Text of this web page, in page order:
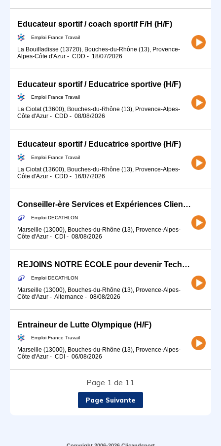
Éducateur sportif / coach sportif F/H (H/F)
Emploi France Travail
La Bouilladisse (13720), Bouches-du-Rhône (13), Provence-
Alpes-Côte d'Azur - CDD - 18/07/2026
Educateur sportif / Educatrice sportive (H/F)
Emploi France Travail
La Ciotat (13600), Bouches-du-Rhône (13), Provence-Alpes-
Côte d'Azur - CDD - 08/08/2026
Educateur sportif / Educatrice sportive (H/F)
Emploi France Travail
La Ciotat (13600), Bouches-du-Rhône (13), Provence-Alpes-
Côte d'Azur - CDD - 16/07/2026
Conseiller-ère Services et Expériences Client (H/F) - Temps partiel
Emploi DECATHLON
Marseille (13000), Bouches-du-Rhône (13), Provence-Alpes-
Côte d'Azur - CDI - 08/08/2026
REJOINS NOTRE ÉCOLE pour devenir Technicien-ne Atelier (H/F) - ALTERNANCE
Emploi DECATHLON
Marseille (13000), Bouches-du-Rhône (13), Provence-Alpes-
Côte d'Azur - Alternance - 08/08/2026
Entraineur de Lutte Olympique (H/F)
Emploi France Travail
Marseille (13000), Bouches-du-Rhône (13), Provence-Alpes-
Côte d'Azur - CDI - 06/08/2026
Page 1 de 11
Page Suivante